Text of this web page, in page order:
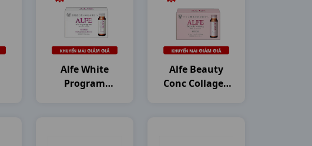
Alfe White
Program
Alfe Beauty
Conc Collagen